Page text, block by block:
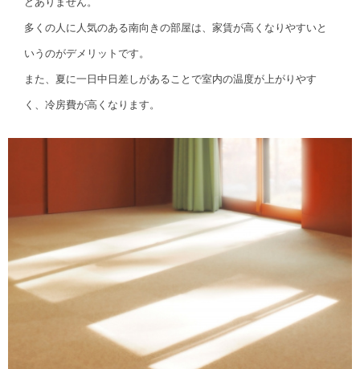
多くの人に人気のある南向きの部屋は、家賃が高くなりやすいと
いうのがデメリットです。
また、夏に一日中日差しがあることで室内の温度が上がりやす
く、冷房費が高くなります。